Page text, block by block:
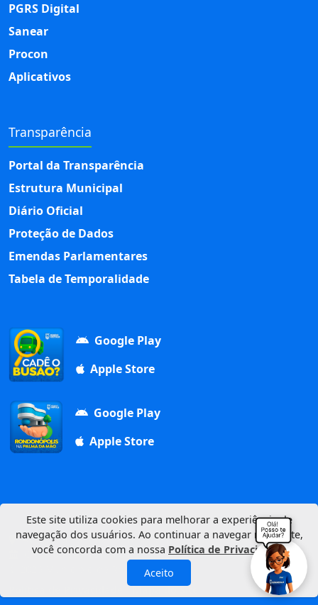
PGRS Digital
Sanear
Procon
Aplicativos
Transparência
Portal da Transparência
Estrutura Municipal
Diário Oficial
Proteção de Dados
Emendas Parlamentares
Tabela de Temporalidade
Google Play
Apple Store
Google Play
Apple Store
Av. Duque de Caxias, 1000, Vila Aurora, 78740-022
CNPJ: 03.347.101/0001-21
© 2026 Município de Rondonópolis
Mapa do Site
Este site utiliza cookies para melhorar a experiência de
navegação dos usuários. Ao continuar a navegar neste site,
você concorda com a nossa Política de Privacidade.
Aceito